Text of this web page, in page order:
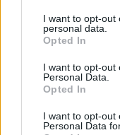
not limited to your
grant or deny
use your data for
consent section.
I want to opt-out
personal data.
Opted In
I want to opt-out
Personal Data.
Opted In
I want to opt-out
Personal Data
bámulni.Odalent